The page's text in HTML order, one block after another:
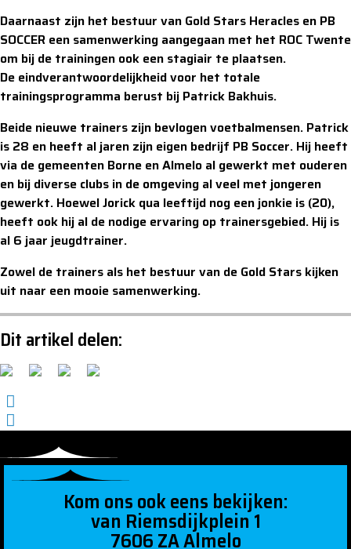
Daarnaast zijn het bestuur van Gold Stars Heracles en PB
SOCCER een samenwerking aangegaan met het ROC Twente
om bij de trainingen ook een stagiair te plaatsen.
De eindverantwoordelijkheid voor het totale
trainingsprogramma berust bij Patrick Bakhuis.
Beide nieuwe trainers zijn bevlogen voetbalmensen. Patrick
is 28 en heeft al jaren zijn eigen bedrijf PB Soccer. Hij heeft
via de gemeenten Borne en Almelo al gewerkt met ouderen
en bij diverse clubs in de omgeving al veel met jongeren
gewerkt. Hoewel Jorick qua leeftijd nog een jonkie is (20),
heeft ook hij al de nodige ervaring op trainersgebied. Hij is
al 6 jaar jeugdtrainer.
Zowel de trainers als het bestuur van de Gold Stars kijken
uit naar een mooie samenwerking.
Dit artikel delen:
Kom ons ook eens bekijken:
van Riemsdijkplein 1
7606 ZA Almelo